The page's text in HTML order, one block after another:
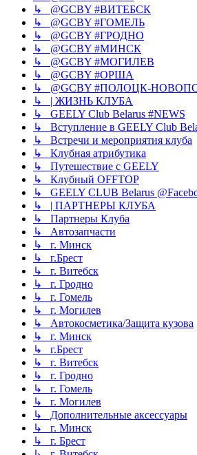
↳ @GCBY #ВИТЕБСК
↳ @GCBY #ГОМЕЛЬ
↳ @GCBY #ГРОДНО
↳ @GCBY #МИНСК
↳ @GCBY #МОГИЛЕВ
↳ @GCBY #ОРША
↳ @GCBY #ПОЛОЦК-
↳ | ЖИЗНЬ КЛУБА
↳ GEELY Club Bеlarus #NEWS
↳ Вступление в GEELY Club
↳ Встречи и мероприятия клуба
↳ Клубная атрибутика
↳ Путешествие с GEELY
↳ Клубный OFFTOP
↳ GEELY CLUB Belarus
↳ | ПАРТНЕРЫ КЛУБА
↳ Партнеры Клуба
↳ Автозапчасти
↳ г. Минск
↳ г.Брест
↳ г. Витебск
↳ г. Гродно
↳ г. Гомель
↳ г. Могилев
↳ Автокосметика/Защита кузова
↳ г. Минск
↳ г.Брест
↳ г. Витебск
↳ г. Гродно
↳ г. Гомель
↳ г. Могилев
↳ Дополнительные аксессуары
↳ г. Минск
↳ г. Брест